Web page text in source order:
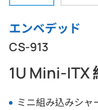
エンベデッド
CS-913
1U Mini-ITX
ミニ組み込みシャ